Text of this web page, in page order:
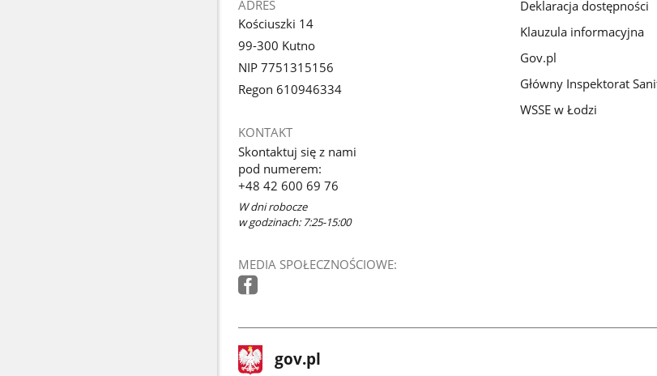
ADRES
Kościuszki 14
99-300 Kutno
NIP 7751315156
Regon 610946334
KONTAKT
Skontaktuj się z nami
pod numerem:
+48 42 600 69 76
W dni robocze
w godzinach: 7:25-15:00
MEDIA SPOŁECZNOŚCIOWE:
Deklaracja dostępności
Klauzula informacyjna
Gov.pl
Główny Inspektorat
WSSE w Łodzi
stopka
gov.pl Strona
gov.pl